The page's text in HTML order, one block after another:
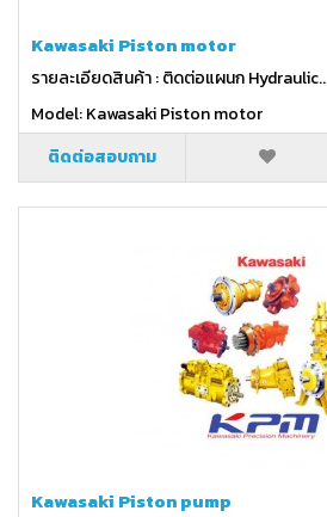
Kawasaki Piston motor
รายละเอียดสินค้า : ติดต่อแผนก Hydraulic..
Model: Kawasaki Piston motor
ติดต่อสอบถาม
Kawasaki Piston pump